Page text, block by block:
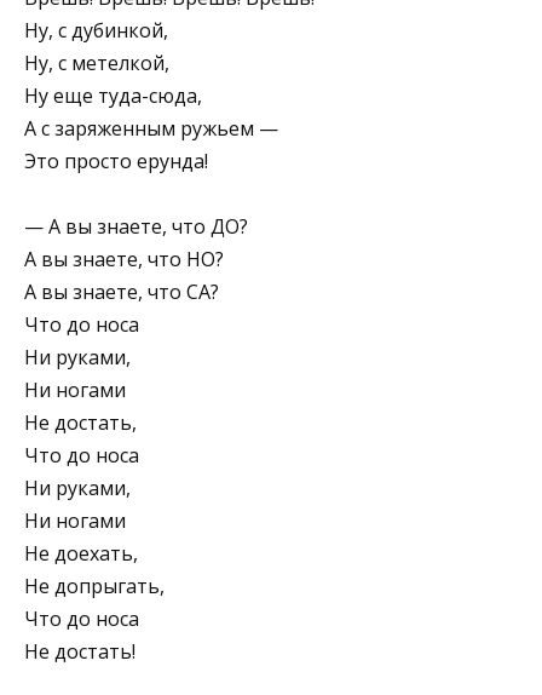
Ну, с дубинкой,
Ну, с метелкой,
Ну еще туда-сюда,
А с заряженным ружьем —
Это просто ерунда!
— А вы знаете, что ДО?
А вы знаете, что НО?
А вы знаете, что СА?
Что до носа
Ни руками,
Ни ногами
Не достать,
Что до носа
Ни руками,
Ни ногами
Не доехать,
Не допрыгать,
Что до носа
Не достать!